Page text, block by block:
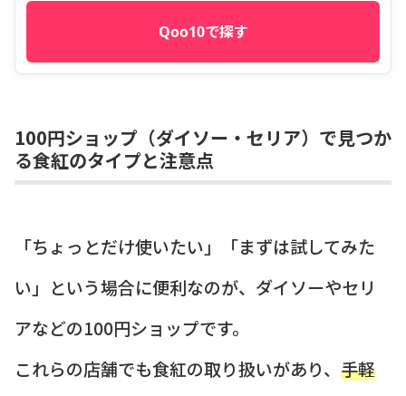
Qoo10で探す
100円ショップ（ダイソー・セリア）で見つか
る食紅のタイプと注意点
「ちょっとだけ使いたい」「まずは試してみた
い」という場合に便利なのが、ダイソーやセリ
アなどの100円ショップです。
これらの店舗でも食紅の取り扱いがあり、 手軽